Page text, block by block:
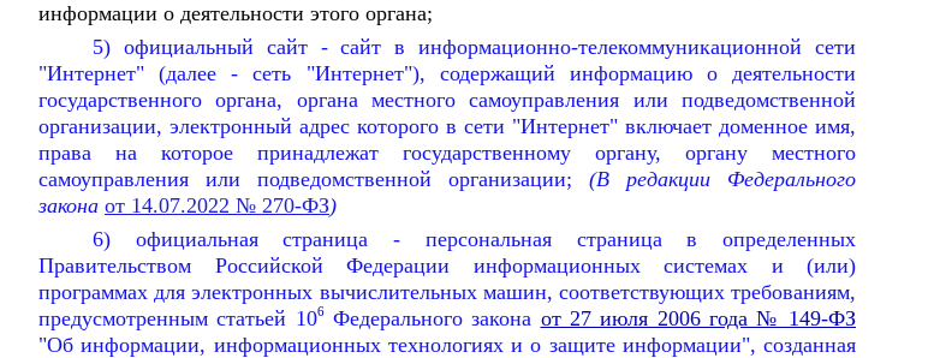
информации о деятельности этого органа;
5) официальный сайт - сайт в информационно-телекоммуникационной сети
"Интернет" (далее - сеть "Интернет"), содержащий информацию о деятельности
государственного органа, органа местного самоуправления или подведомственной
организации, электронный адрес которого в сети "Интернет" включает доменное имя,
права на которое принадлежат государственному органу, органу местного
самоуправления или подведомственной организации; (В редакции Федерального
закона от 14.07.2022 № 270-ФЗ)
6) официальная страница - персональная страница в определенных
Правительством Российской Федерации информационных системах и (или)
программах для электронных вычислительных машин, соответствующих требованиям,
предусмотренным статьей 106Федерального закона от 27 июля 2006 года № 149-ФЗ
"Об информации, информационных технологиях и о защите информации", созданная